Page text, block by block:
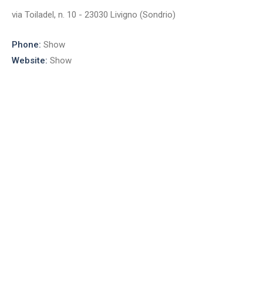
via Toiladel, n. 10 - 23030 Livigno (Sondrio)
Phone: Show
Website: Show